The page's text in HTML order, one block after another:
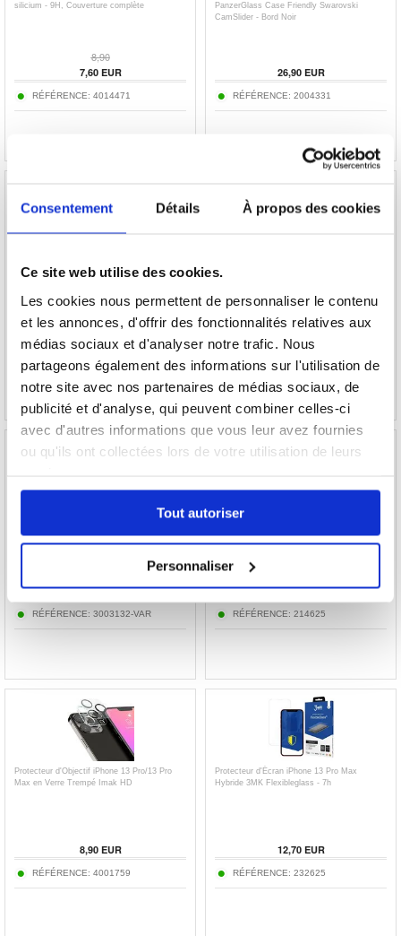
Consentement Détails À propos des cookies
Ce site web utilise des cookies.
Les cookies nous permettent de personnaliser le contenu
et les annonces, d'offrir des fonctionnalités relatives aux
médias sociaux et d'analyser notre trafic. Nous
partageons également des informations sur l'utilisation de
notre site avec nos partenaires de médias sociaux, de
publicité et d'analyse, qui peuvent combiner celles-ci
avec d'autres informations que vous leur avez fournies
ou qu'ils ont collectées lors de votre utilisation de leurs
Tout autoriser
Personnaliser
silicium - 9H, Couverture complète
8,90
7,60EUR
RÉFÉRENCE: 4014471
PanzerGlass Case Friendly Swarovski
CamSlider - Bord Noir
26,90EUR
RÉFÉRENCE: 2004331
12,70EUR 14,00EUR
FA-007 Nettoyeur d'écran portable pour
portable (sans liquide)
8,90EUR
RÉFÉRENCE: 3003132-VAR
Lingettes Nettoyantes pour Écran Kontakt
17,90EUR
RÉFÉRENCE: 214625
Protecteur d'Objectif iPhone 13 Pro/13 Pro
Max en Verre Trempé Imak HD
8,90EUR
RÉFÉRENCE: 4001759
Protecteur d'Écran iPhone 13 Pro Max
Hybride 3MK Flexibleglass - 7h
12,70EUR
RÉFÉRENCE: 232625